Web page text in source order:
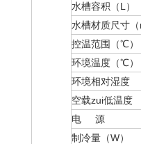
水槽容积（L）
水槽材质尺寸
控温范围（℃）
环境温度（℃）
环境相对湿度
空载zui低温度
电 源
制冷量（W）